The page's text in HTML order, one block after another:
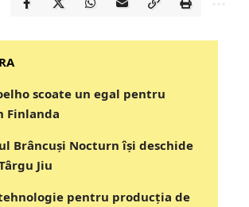
scoate un egal pentru
Finlanda
Brâncuși Nocturn își deschide
Jiu
pentru producția de